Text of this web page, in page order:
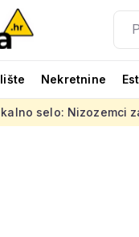
Nekretnine
za Kineze